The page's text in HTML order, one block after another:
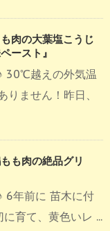
肉の大葉塩こうじ
ースト』
30℃越えの外気温
りません！昨日、
も肉の絶品グリ
6年前に 苗木に付
育て、黄色いレ ...